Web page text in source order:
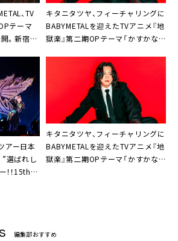
、TV
テーマ
。新宿を
キタニタツヤ、フィーチャリングに
BABYMETALを迎えたTVアニメ『地
獄楽』第二期OPテーマ「かすかな
アー日本
選ばれし
！15th
キタニタツヤ、フィーチャリングに
BABYMETALを迎えたTVアニメ『地
獄楽』第二期OPテーマ「かすかな
編集部おすすめ